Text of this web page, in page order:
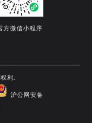
方微信小程序
利。
沪公网安备